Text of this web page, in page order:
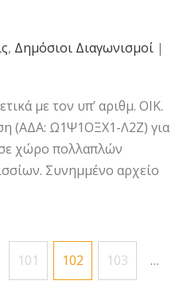
, Δημόσιοι Διαγωνισμοί |
με τον υπ’ αριθμ. ΟΙΚ.
(ΑΔΑ: Ω1Ψ1ΟΞΧ1-Λ2Ζ) για
χώρο πολλαπλών
Συνημμένο αρχείο
101 102 103 …